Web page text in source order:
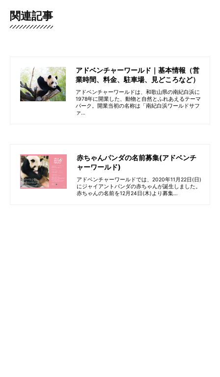
関連記事
アドベンチャーワールド｜基本情報（営
業時間、料金、駐車場、見どころなど）
アドベンチャーワールドは、和歌山県の南紀白浜に
1978年に開業した、動物と自然とふれあえるテーマ
パーク。開業当初の名称は「南紀白浜ワールドサフ
ァ…
赤ちゃんパンダの名前募集(アドベンチ
ャーワールド)
アドベンチャーワールドでは、2020年11月22日(日)
にジャイアントパンダの赤ちゃんが誕生しました。
赤ちゃんの名前を12月24日(木)より募集…